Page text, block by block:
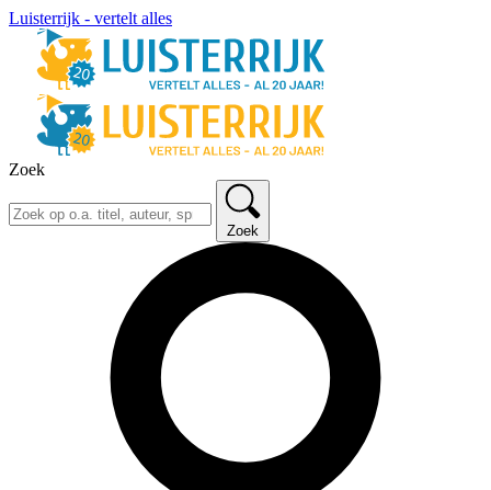
Luisterrijk - vertelt alles
Zoek
Zoek